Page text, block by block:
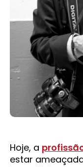
Hoje, a
estar